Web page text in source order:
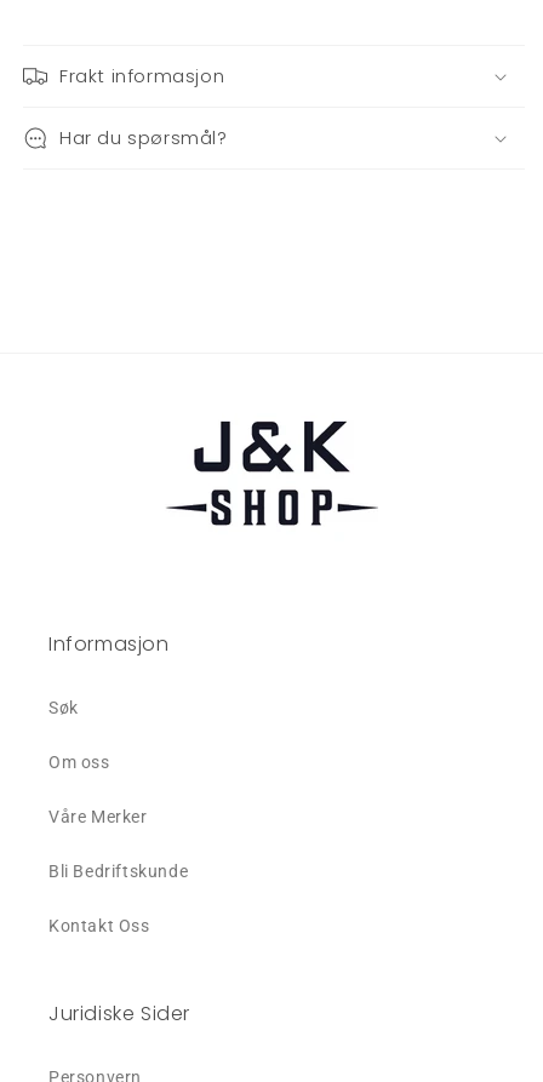
Frakt informasjon
Har du spørsmål?
Informasjon
Søk
Om oss
Våre Merker
Bli Bedriftskunde
Kontakt Oss
Juridiske Sider
Personvern